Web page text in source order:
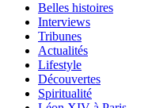
Belles histoires
Interviews
Tribunes
Actualités
Lifestyle
Découvertes
Spiritualité